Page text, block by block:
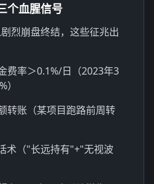
个血腥信号
烈崩盘终结，这些征兆出
费率＞0.1%/日（2023年3
转账（某项目跑路前周转
术（"长远持有"+"无视波